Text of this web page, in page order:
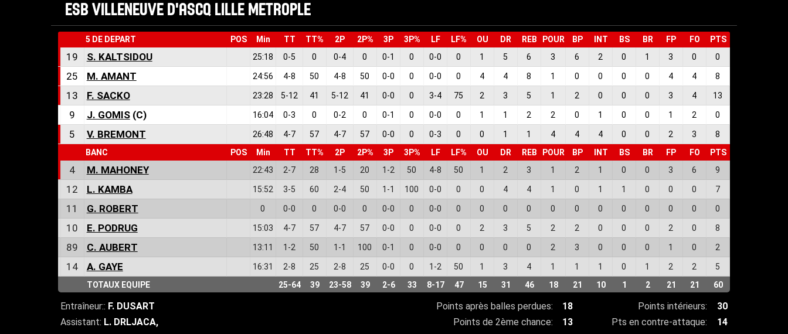
ESB VILLENEUVE D'ASCQ LILLE METROPLE
5 DE DEPART POS Min TT TT% 2P 2P% 3P 3P% LF LF% OU DR REB POUR BP INT BS BR FP FO PTS
19 S. KALTSIDOU 25:18 0-5 0 0-4 0 0-1 0 0-0 0 1 5 6 3 6 2 0 1 3 0 0
25 M. AMANT 24:56 4-8 50 4-8 50 0-0 0 0-0 0 4 4 8 1 0 0 0 0 4 4 8
13 F. SACKO 23:28 5-12 41 5-12 41 0-0 0 3-4 75 2 3 5 1 2 0 0 0 3 4 13
9 J. GOMIS (C) 16:04 0-3 0 0-2 0 0-1 0 0-0 0 1 1 2 2 0 1 0 0 1 2 0
5 V. BREMONT 26:48 4-7 57 4-7 57 0-0 0 0-3 0 0 1 1 4 4 4 0 0 2 3
8
BANC
POS Min TT TT% 2P 2P% 3P 3P% LF LF% OU DR REB POUR BP INT BS BR FP FO PTS
4 M. MAHONEY 22:43 2-7 28 1 -5 20 1 -2 50 4-8 50 1 2 3 1 2 1 0 0 3 6 9
12 L. KAMBA 15:52 3-5 60 2-4 50 1 -1 100 0-0 0 0 4 4 1 0 1 1 0 0 0 7
11 G. ROBERT 0 0-0 0 0-0 0 0-0 0 0-0 0 0 0 0 0 0 0 0 0 0 0 0
10 E. PODRUG 15:03 4-7 57 4-7 57 0-0 0 0-0 0 2 3 5 2 2 0 0 0 2 0 8
89 C. AUBERT 13:11 1 -2 50 1 -1 100 0-1 0 0-0 0 0 0 0 2 3 0 0 0 1 0 2
14 A. GAYE 16:31 2-8 25 2-8 25 0-0 0 1 -2 50 1 3 4 1 1 1 0 1 2 2
5
TOTAUX EQUIPE
25-64 39 23-58 39 2-6 33 8-17 47 15 31 46 18 21 10 1 2 21 21 60
Entraîneur:: F. DUSART Points après balles perdues: 18 Points intérieurs:
30
Assistant: L. DRLJACA, Points de 2ème chance: 13 Pts en contre-attaque: 14